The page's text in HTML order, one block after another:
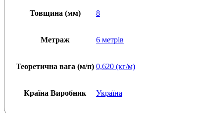
Товщина (мм) 8
Метраж 6 метрів
Теоретична вага (м/п) 0,620 (кг/м)
Країна Виробник Україна